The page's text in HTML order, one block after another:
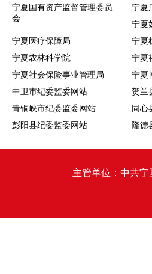
宁夏国有资产监督管理委员
会
宁夏
宁夏
宁夏医疗保障局
宁夏
宁夏农林科学院
宁夏
宁夏社会保险事业管理局
宁夏
中卫市纪委监委网站
贺兰
青铜峡市纪委监委网站
同心
彭阳县纪委监委网站
隆德
主管单位：中共宁